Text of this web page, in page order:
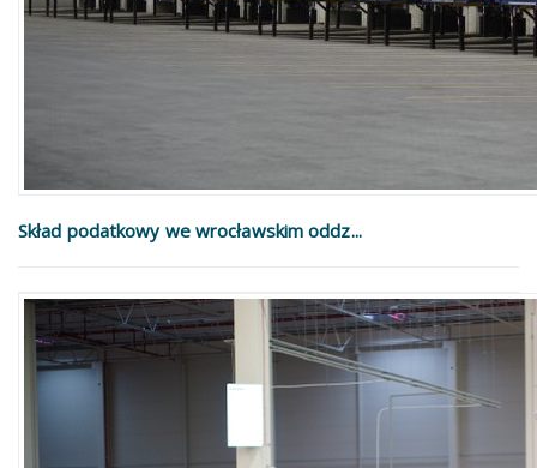
Skład podatkowy we wrocławskim oddz...